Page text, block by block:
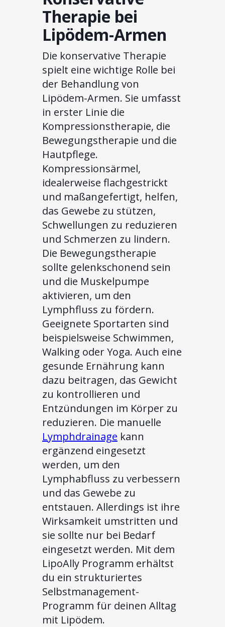
Therapie bei
Lipödem-Armen
Die konservative Therapie
spielt eine wichtige Rolle bei
der Behandlung von
Lipödem-Armen. Sie umfasst
in erster Linie die
Kompressionstherapie, die
Bewegungstherapie und die
Hautpflege.
Kompressionsärmel,
idealerweise flachgestrickt
und maßangefertigt, helfen,
das Gewebe zu stützen,
Schwellungen zu reduzieren
und Schmerzen zu lindern.
Die Bewegungstherapie
sollte gelenkschonend sein
und die Muskelpumpe
aktivieren, um den
Lymphfluss zu fördern.
Geeignete Sportarten sind
beispielsweise Schwimmen,
Walking oder Yoga. Auch eine
gesunde Ernährung kann
dazu beitragen, das Gewicht
zu kontrollieren und
Entzündungen im Körper zu
reduzieren. Die manuelle
Lymphdrainage kann
ergänzend eingesetzt
werden, um den
Lymphabfluss zu verbessern
und das Gewebe zu
entstauen. Allerdings ist ihre
Wirksamkeit umstritten und
sie sollte nur bei Bedarf
eingesetzt werden. Mit dem
LipoAlly Programm erhältst
du ein strukturiertes
Selbstmanagement-
Programm für deinen Alltag
mit Lipödem.